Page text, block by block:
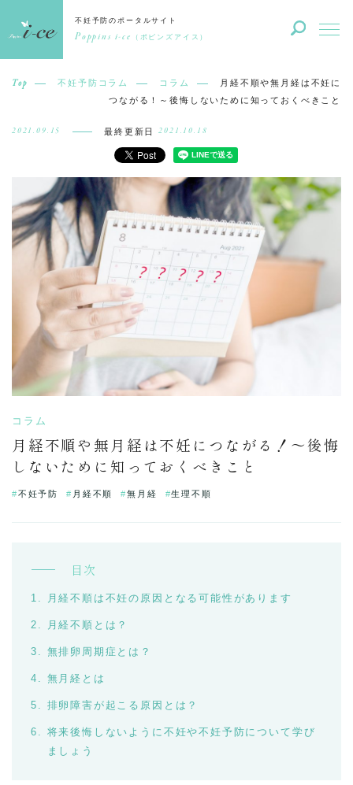
不妊予防のポータルサイト
Poppins i-ce （ポピンズアイス）
Top 不妊予防コラム コラム
月経不順や無月経は不妊に
つながる！～後悔しないために知っておくべきこと
2021.09.15 最終更新日 2021.10.18
コラム
月経不順や無月経は不妊につながる！～後悔
しないために知っておくべきこと
不妊予防 月経不順 無月経 生理不順
目次
月経不順は不妊の原因となる可能性があります
月経不順とは？
無排卵周期症とは？
無月経とは
排卵障害が起こる原因とは？
将来後悔しないように不妊や不妊予防について学び
ましょう